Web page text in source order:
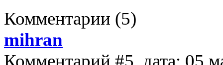
Комментарии (5)
mihran
Комментарий #5, дата: 05